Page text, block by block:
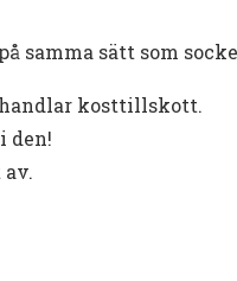
samma sätt som
handlar kosttillskott.
den!